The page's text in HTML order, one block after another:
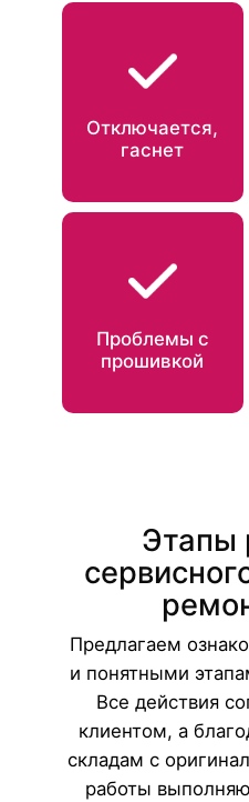
Отключается,
гаснет
Проблемы с
прошивкой
Этапы
Предлагаем
и понятными
Все действия
клиентом, а
складам с
работы